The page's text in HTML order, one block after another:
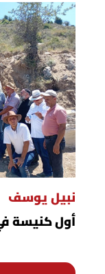
نبيل يوسف
أول كنيسة